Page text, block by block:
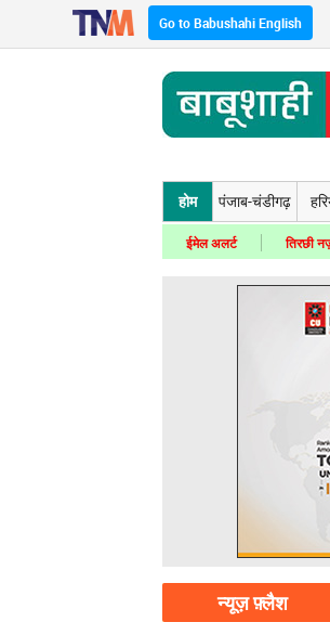
Go to Babushahi English
होम पंजाब-चंडीगढ़
ईमेल अलर्ट तिरछी
न्यूज़ फ़्लैश
पावरकॉम निर्बाध बिजली आपूर्ति